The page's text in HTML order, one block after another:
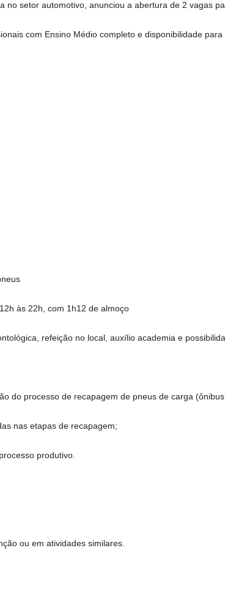
no setor automotivo, anunciou a abertura de 2 vagas
com Ensino Médio completo e disponibilidade para
às 22h, com 1h12 de almoço
refeição no local, auxílio academia e
do processo de recapagem de pneus de carga
nas etapas de recapagem;
produtivo.
ou em atividades similares.